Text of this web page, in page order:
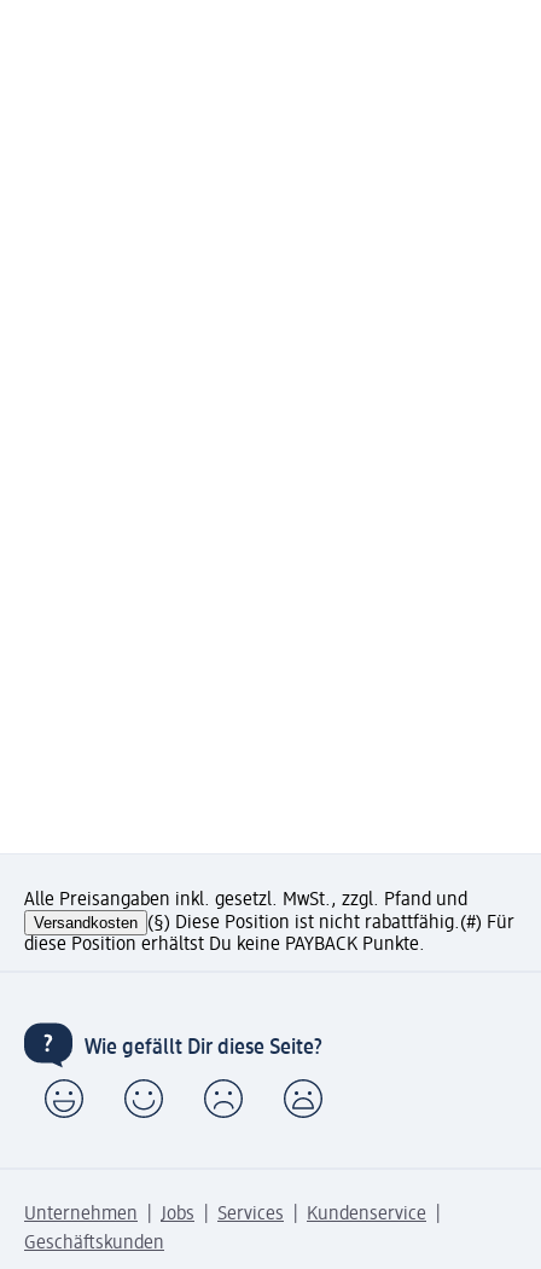
Alle Preisangaben inkl. gesetzl. MwSt., zzgl. Pfand und
Versandkosten (§) Diese Position ist nicht rabattfähig.(#) Für
diese Position erhältst Du keine PAYBACK Punkte.
Wie gefällt Dir diese Seite?
Unternehmen Jobs Services
Kundenservice
Geschäftskunden